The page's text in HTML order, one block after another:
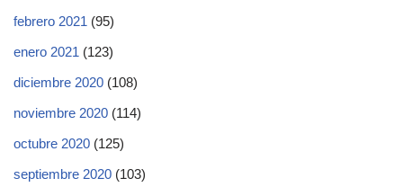
febrero 2021 (95)
enero 2021 (123)
diciembre 2020 (108)
noviembre 2020 (114)
octubre 2020 (125)
septiembre 2020 (103)